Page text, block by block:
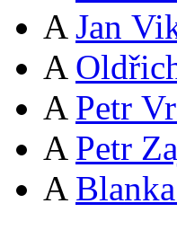
A Jan
A
A Petr
A Petr
A